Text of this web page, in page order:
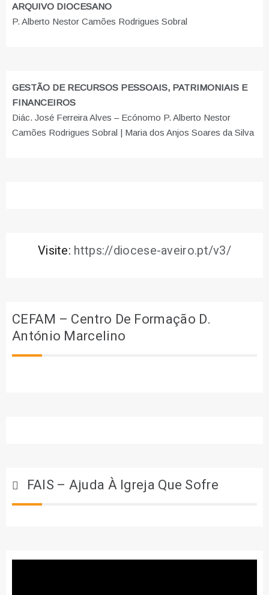
ARQUIVO DIOCESANO
P. Alberto Nestor Camões Rodrigues Sobral
GESTÃO DE RECURSOS PESSOAIS, PATRIMONIAIS E
FINANCEIROS
Diác. José Ferreira Alves – Ecónomo P. Alberto Nestor
Camões Rodrigues Sobral | Maria dos Anjos Soares da Silva
Visite: https://diocese-aveiro.pt/v3/
CEFAM – Centro De Formação D.
António Marcelino
FAIS – Ajuda À Igreja Que Sofre